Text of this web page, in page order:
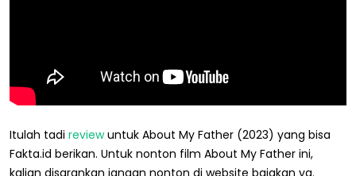
Itulah tadi reviewuntuk About My Father (2023) yang bisa
Fakta.id berikan. Untuk nonton film About My Father ini,
kalian disarankan jangan nonton di website bajakan ya.